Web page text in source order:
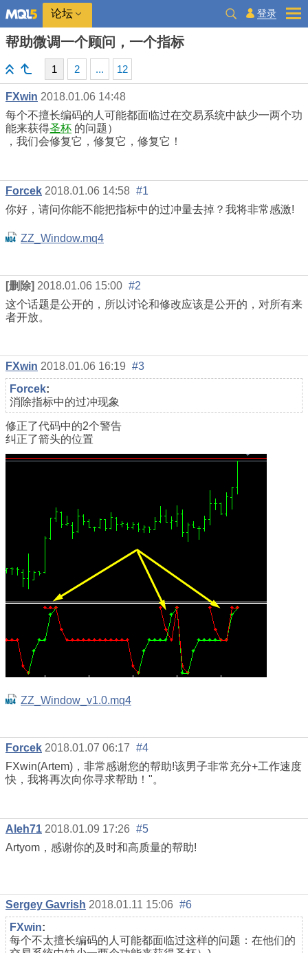
论坛 登录
帮助微调一个顾问，一个指标
1 2 ... 12
FXwin 2018.01.06 14:48
每个不擅长编码的人可能都面临过在交易系统中缺少一两个功
能来获得圣杯 的问题）
，我们会修复它，修复它，修复它！
Forcek 2018.01.06 14:58 #1
你好，请问你能不能把指标中的过冲量去掉？我将非常感激!
ZZ_Window.mq4
[删除] 2018.01.06 15:00 #2
这个话题是公开的，所以讨论和修改应该是公开的，对所有来
者开放。
FXwin 2018.01.06 16:19 #3
Forcek:
消除指标中的过冲现象
修正了代码中的2个警告
纠正了箭头的位置
ZZ_Window_v1.0.mq4
Forcek 2018.01.07 06:17 #4
FXwin(Artem)，非常感谢您的帮助!该男子非常充分+工作速度
快，我将再次向你寻求帮助！"。
Aleh71 2018.01.09 17:26 #5
Artyom，感谢你的及时和高质量的帮助!
Sergey Gavrish 2018.01.11 15:06 #6
FXwin:
每个不太擅长编码的人可能都面临过这样的问题：在他们的